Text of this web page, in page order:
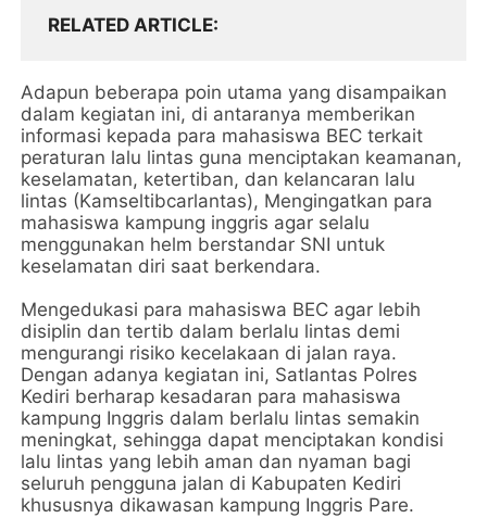
RELATED ARTICLE
Adapun beberapa poin utama yang disampaikan
dalam kegiatan ini, di antaranya memberikan
informasi kepada para mahasiswa BEC terkait
peraturan lalu lintas guna menciptakan keamanan,
keselamatan, ketertiban, dan kelancaran lalu
lintas (Kamseltibcarlantas), Mengingatkan para
mahasiswa kampung inggris agar selalu
menggunakan helm berstandar SNI untuk
keselamatan diri saat berkendara.
Mengedukasi para mahasiswa BEC agar lebih
disiplin dan tertib dalam berlalu lintas demi
mengurangi risiko kecelakaan di jalan raya.
Dengan adanya kegiatan ini, Satlantas Polres
Kediri berharap kesadaran para mahasiswa
kampung Inggris dalam berlalu lintas semakin
meningkat, sehingga dapat menciptakan kondisi
lalu lintas yang lebih aman dan nyaman bagi
seluruh pengguna jalan di Kabupaten Kediri
khususnya dikawasan kampung Inggris Pare.